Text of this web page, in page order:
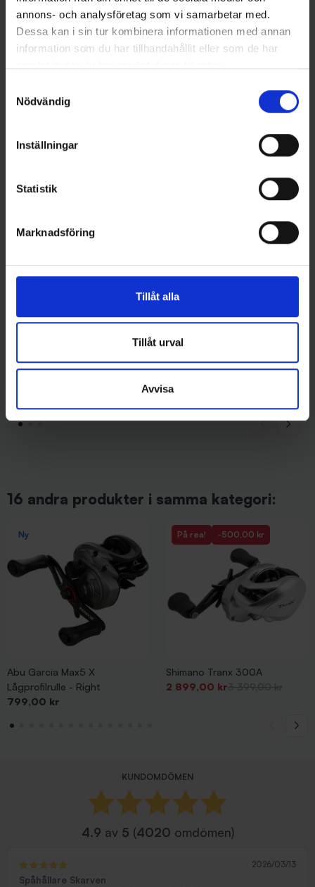
annons- och analysföretag som vi samarbetar med.
Dessa kan i sin tur kombinera informationen med annan
information som du har tillhandahållit eller som de har
Nödvändig
Inställningar
Statistik
Marknadsföring
Tillåt alla
Tillåt urval
Avvisa
13 Fishing
3 199 kr
Daiwa
Andra gillade även
Rapala
169 kr
13 Fishing
6.8:1 RH
3 199 kr
16 andra produkter i samma kategori:
Ny
Abu Garcia Max5 X
Lågprofilrulle - Right
Pris
799,00 kr
På rea! -500,00 kr
Shimano Tranx 300A
Pris
2 899,00 kr
-500,00 kr
Pris
KUNDOMDÖMEN
4.9 av 5 (4020 omdömen)
2026/03/13
Spåhållare Skarven